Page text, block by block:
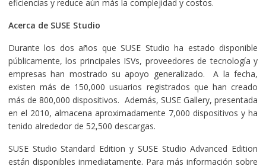
eficiencias y reduce aún más la complejidad y costos.
Acerca de SUSE Studio
Durante los dos años que SUSE Studio ha estado disponible
públicamente, los principales ISVs, proveedores de tecnología y
empresas han mostrado su apoyo generalizado. A la fecha,
existen más de 150,000 usuarios registrados que han creado
más de 800,000 dispositivos. Además, SUSE Gallery, presentada
en el 2010, almacena aproximadamente 7,000 dispositivos y ha
tenido alrededor de 52,500 descargas.
SUSE Studio Standard Edition y SUSE Studio Advanced Edition
están disponibles inmediatamente. Para más información sobre